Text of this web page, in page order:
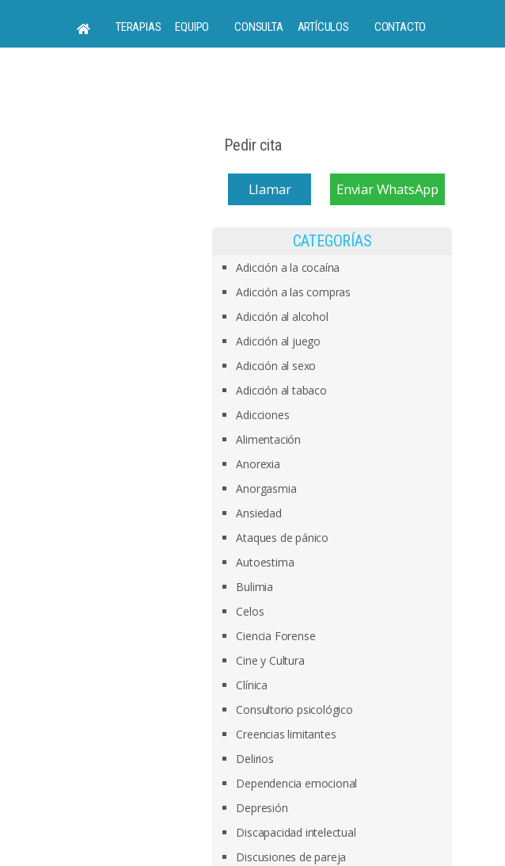
TERAPIAS EQUIPO CONSULTA ARTÍCULOS CONTACTO
Pedir cita
Llamar Enviar WhatsApp
CATEGORÍAS
Adicción a la cocaína
Adicción a las compras
Adicción al alcohol
Adicción al juego
Adicción al sexo
Adicción al tabaco
Adicciones
Alimentación
Anorexia
Anorgasmia
Ansiedad
Ataques de pánico
Autoestima
Bulimia
Celos
Ciencia Forense
Cine y Cultura
Clínica
Consultorio psicológico
Creencias limitantes
Delirios
Dependencia emocional
Depresión
Discapacidad intelectual
Discusiones de pareja